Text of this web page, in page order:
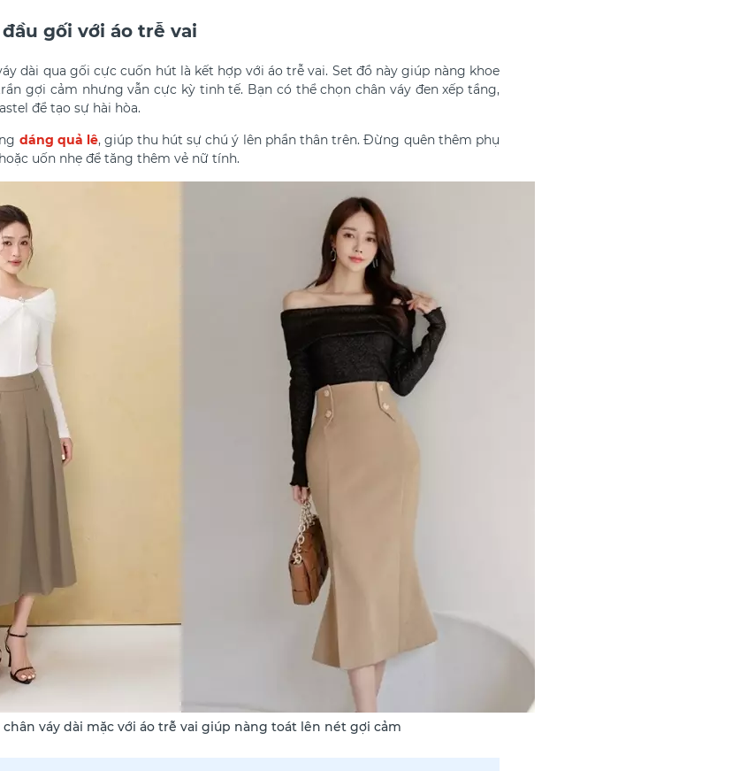
gối với áo trễ vai
dài qua gối cực cuốn hút là kết hợp với áo trễ vai. Set đồ này giúp nàng khoe
gợi cảm nhưng vẫn cực kỳ tinh tế. Bạn có thể chọn chân váy đen xếp tầng,
để tạo sự hài hòa.
dáng quả lê, giúp thu hút sự chú ý lên phần thân trên. Đừng quên thêm phụ
uốn nhẹ để tăng thêm vẻ nữ tính.
váy dài mặc với áo trễ vai giúp nàng toát lên nét gợi cảm